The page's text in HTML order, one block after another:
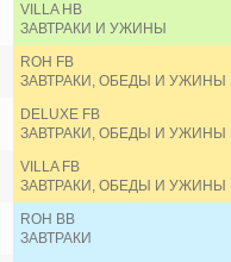
VILLA HB
ЗАВТРАКИ И УЖИНЫ
ROH FB
ЗАВТРАКИ, ОБЕДЫ И УЖИНЫ
DELUXE FB
ЗАВТРАКИ, ОБЕДЫ И УЖИНЫ
VILLA FB
ЗАВТРАКИ, ОБЕДЫ И УЖИНЫ
ROH BB
ЗАВТРАКИ